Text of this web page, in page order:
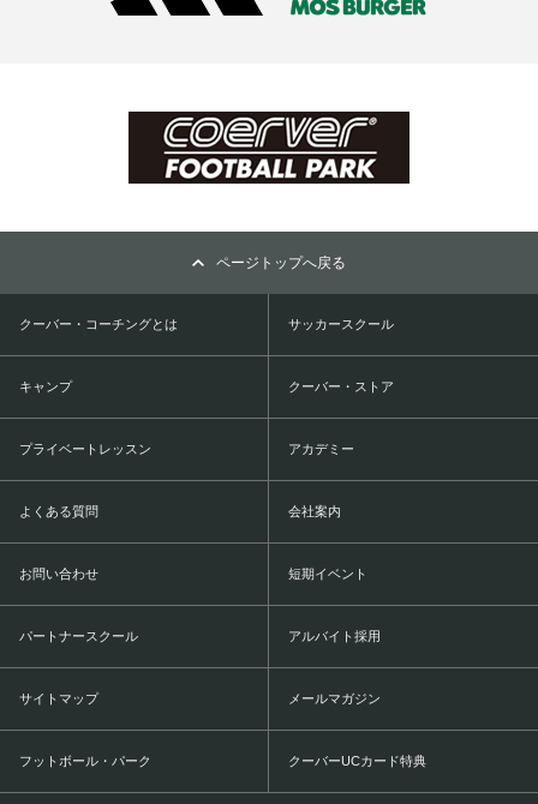
ページトップへ戻る
クーバー・コーチングとは サッカースクール
キャンプ クーバー・ストア
プライベートレッスン アカデミー
よくある質問 会社案内
お問い合わせ 短期イベント
パートナースクール アルバイト採用
サイトマップ メールマガジン
フットボール・パーク クーバーUCカード特典